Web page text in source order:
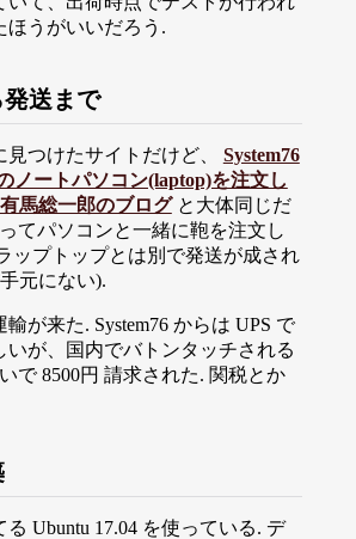
ほうがいいだろう.
送まで
見つけたサイトだけど、 System76
ノートパソコン(laptop)を注文し
馬総一郎のブログと大体同じだ
てパソコンと一緒に鞄を注文し
ップトップとは別で発送が成され
元にない).
が来た. System76 からは UPS で
いが、国内でバトンタッチされる
で 8500円 請求された. 関税とか
Ubuntu 17.04 を使っている. デ